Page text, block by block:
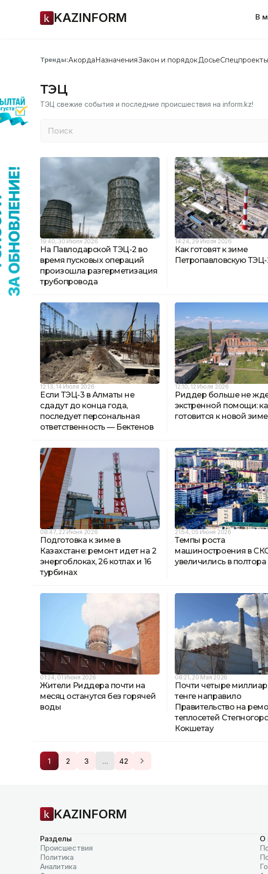
KAZINFORM В
Тренды:АкордаНазначенияЗакон и порядок ДосьеСпецпроекты
ТЭЦ
ТЭЦ свежие события и последние происшествия на inform.kz!
19:40, 30 Июля 2026
На Павлодарской ТЭЦ-2 во
время пусковых операций
произошла разгерметизация
трубопровода
14:24, 29 Июля 2026
Как готовят к зиме
Петропавловскую
12:13, 14 Июля 2026
Если ТЭЦ-3 в Алматы не
сдадут до конца года,
последует персональная
ответственность — Бектенов
12:10, 12 Июля 2026
Риддер больше не
экстренной помощи:
готовится к новой зиме
08:47, 22 Июня 2026
Подготовка к зиме в
Казахстане: ремонт идет на 2
энергоблоках, 26 котлах и 16
турбинах
21:54, 05 Июня 2026
Темпы роста
машиностроения в
увеличились в полтора
01:24, 01 Июня 2026
Жители Риддера почти на
месяц останутся без горячей
воды
08:21, 20 Мая 2026
Почти четыре
тенге направило
Правительство на
теплосетей
Кокшетау
1 2 3 … 42
KAZINFORM
Разделы
Происшествия
Политика
Аналитика
О